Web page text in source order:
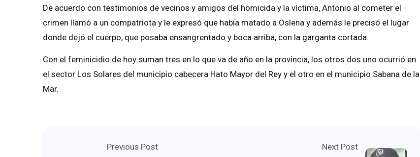
De acuerdo con testimonios de vecinos y amigos del homicida y la víctima, Antonio al cometer el
crimen llamó a un compatriota y le expresó que había matado a Oslena y además le precisó el lugar
donde dejó el cuerpo, que posaba ensangrentado y boca arriba, con la garganta cortada.
Con el feminicidio de hoy suman tres en lo que va de año en la provincia, los otros dos uno ocurrió en
el sector Los Solares del municipio cabecera Hato Mayor del Rey y el otro en el municipio Sabana de la
Mar.
Previous Post Next Post